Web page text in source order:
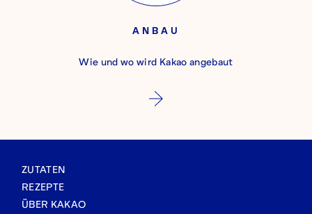
ANBAU
Wie und wo wird Kakao angebaut
ZUTATEN
REZEPTE
ÜBER KAKAO